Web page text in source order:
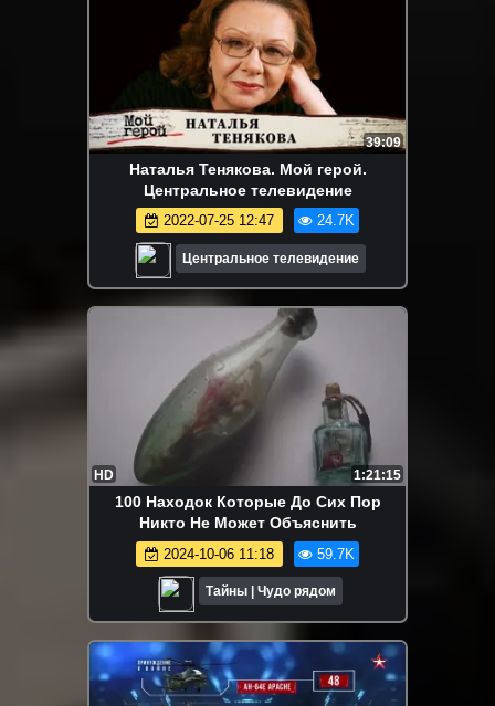
39:09
Наталья Тенякова. Мой герой.
Центральное телевидение
2022-07-25 12:47 24.7K
Центральное телевидение
HD 1:21:15
100 Находок Которые До Сих Пор
Никто Не Может Объяснить
2024-10-06 11:18 59.7K
Тайны | Чудо рядом